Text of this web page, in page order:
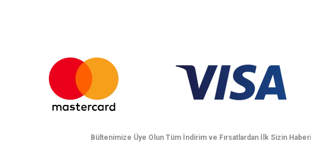
Bültenimize Üye Olun Tüm İndirim ve Fırsatlardan İlk Sizin